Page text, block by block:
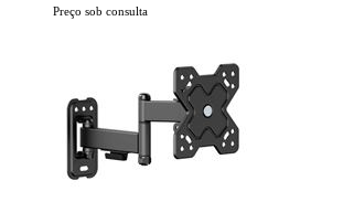
Preço sob consulta